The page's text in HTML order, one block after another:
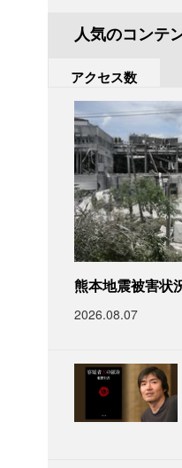
人気のコンテ
アクセス数
熊本地震被害状
2026.08.07